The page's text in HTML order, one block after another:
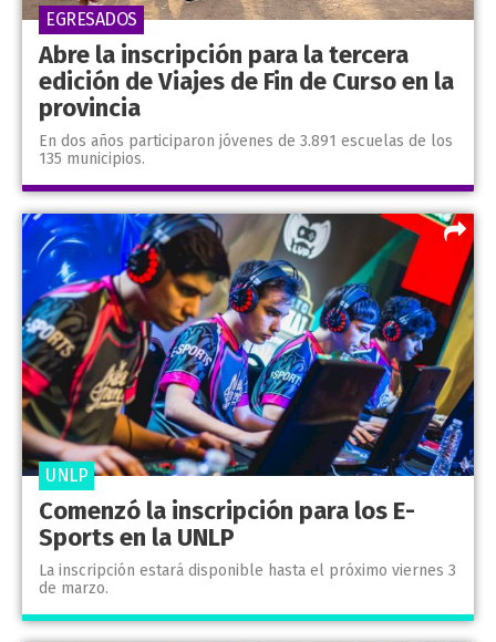
Abre la inscripción para la tercera
edición de Viajes de Fin de Curso en la
provincia
En dos años participaron jóvenes de 3.891 escuelas de los
135 municipios.
EGRESADOS
Comenzó la inscripción para los E-
Sports en la UNLP
La inscripción estará disponible hasta el próximo viernes 3
de marzo.
UNLP